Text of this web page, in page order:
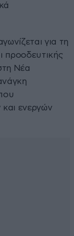
για τη
προοδευτικής
Νέα
ενεργών